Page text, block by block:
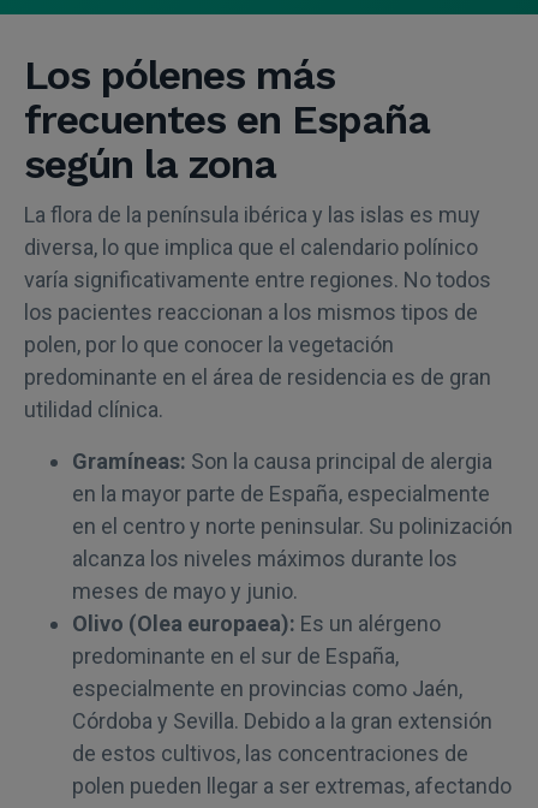
Los pólenes más
frecuentes en España
según la zona
La flora de la península ibérica y las islas es muy
diversa, lo que implica que el calendario polínico
varía significativamente entre regiones. No todos
los pacientes reaccionan a los mismos tipos de
polen, por lo que conocer la vegetación
predominante en el área de residencia es de gran
utilidad clínica.
Gramíneas: Son la causa principal de alergia
en la mayor parte de España, especialmente
en el centro y norte peninsular. Su polinización
alcanza los niveles máximos durante los
meses de mayo y junio.
Olivo (Olea europaea): Es un alérgeno
predominante en el sur de España,
especialmente en provincias como Jaén,
Córdoba y Sevilla. Debido a la gran extensión
de estos cultivos, las concentraciones de
polen pueden llegar a ser extremas, afectando